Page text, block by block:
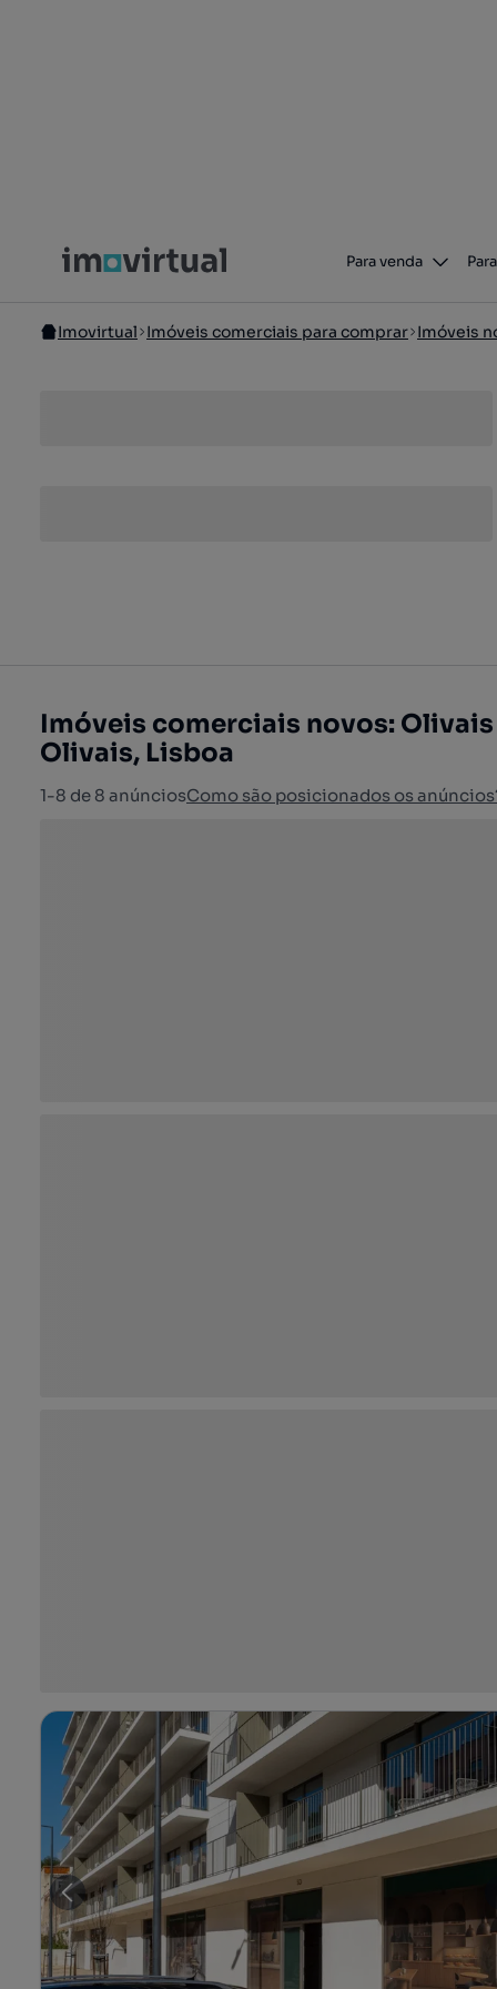
Para venda
Imovirtual Imóveis comerciais para comprar Imóveis
Imóveis comerciais novos:
Olivais, Lisboa
1-8 de 8 anúnciosComo são posicionados os